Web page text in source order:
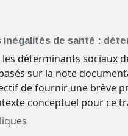
de santé :
déterminants sociaux
sur la note
de fournir une brève
conceptuel pour ce